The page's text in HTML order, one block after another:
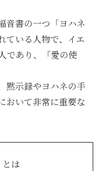
音書の一つ「ヨハネ
ている人物で、イエ
であり、「愛の使
黙示録やヨハネの手
おいて非常に重要な
は